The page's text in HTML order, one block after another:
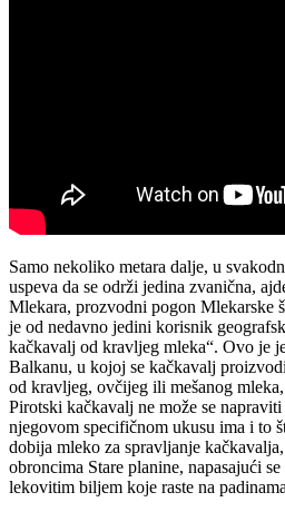
Samo nekoliko metara dalje, u
uspeva da se održi jedina zvanična,
Mlekara, prozvodni pogon Mlekarske
je od nedavno jedini korisnik
kačkavalj od kravljeg mleka“. Ovo je
Balkanu, u kojoj se kačkavalj
od kravljeg, ovčijeg ili mešanog
Pirotski kačkavalj ne može se
njegovom specifičnom ukusu ima i to
dobija mleko za spravljanje
obroncima Stare planine, napasajući